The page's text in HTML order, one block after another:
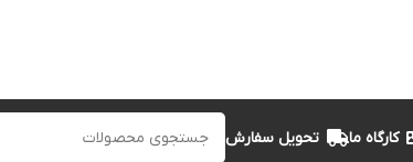
کارگاه ما تحویل سفارش